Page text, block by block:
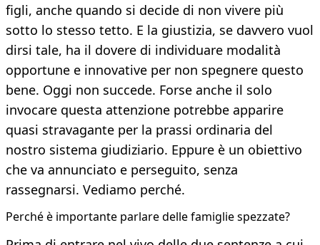
figli, anche quando si decide di non vivere più
sotto lo stesso tetto. E la giustizia, se davvero vuol
dirsi tale, ha il dovere di individuare modalità
opportune e innovative per non spegnere questo
bene. Oggi non succede. Forse anche il solo
invocare questa attenzione potrebbe apparire
quasi stravagante per la prassi ordinaria del
nostro sistema giudiziario. Eppure è un obiettivo
che va annunciato e perseguito, senza
rassegnarsi. Vediamo perché.
Perché è importante parlare delle famiglie spezzate?